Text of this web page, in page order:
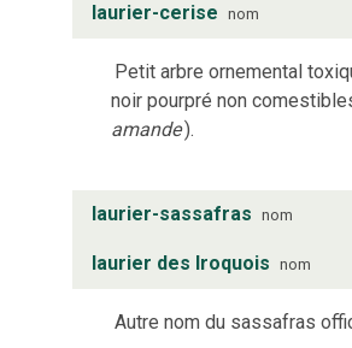
laurier-cerise nom
Petit arbre ornemental
noir pourpré non
amande).
laurier-sassafras nom
laurier des Iroquois nom
Autre nom du sassafras